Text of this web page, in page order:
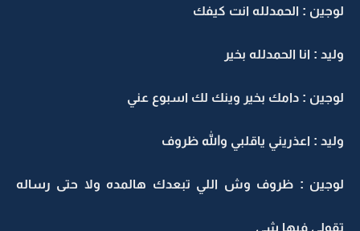
لوجين : الحمدلله انت كيفك
وليد : انا الحمدلله بخير
لوجين : دامك بخير وينك لك اسبوع عني
وليد : اعذريني ياقلبي والله ظروف
لوجين : ظروف وش اللي تبعدك هالمده ولا حتى رساله
تقولي فيها شي